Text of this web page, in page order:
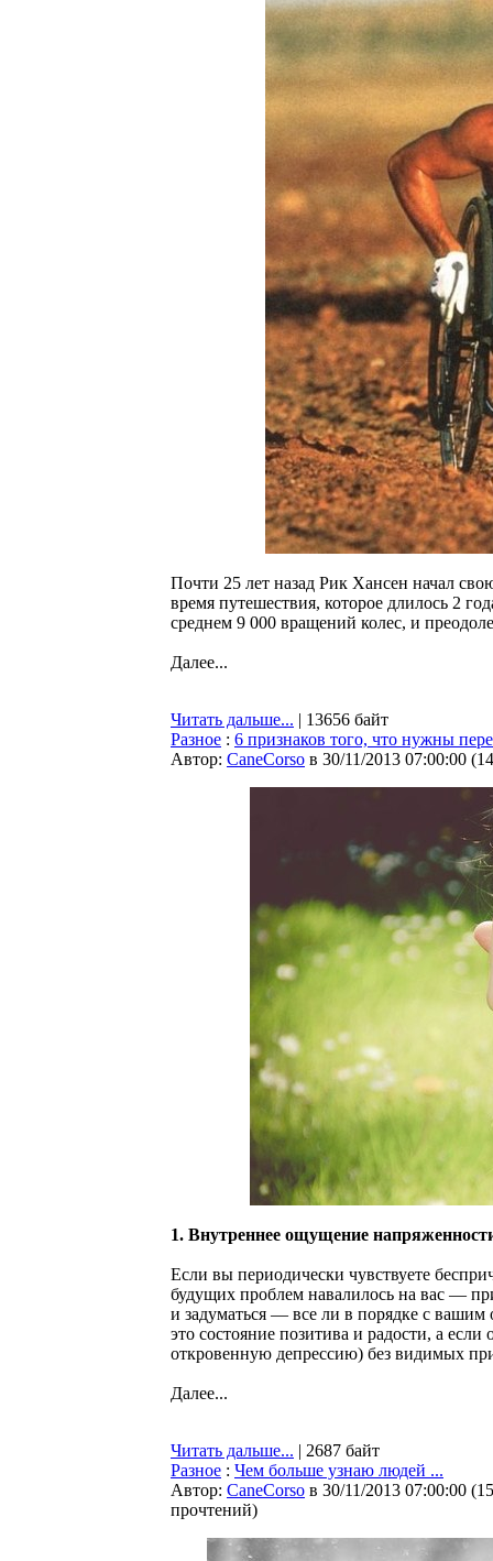
Почти 25 лет назад Рик Хансен начал
время путешествия, которое длилось 2
среднем 9 000 вращений колес, и
Далее...
Читать дальше... | 13656 байт
Разное : 6 признаков того, что нужны
Автор: CaneCorso в 30/11/2013 07:00:00 (
1. Внутреннее ощущение
Если вы периодически чувствуете
будущих проблем навалилось на вас —
и задуматься — все ли в порядке с
это состояние позитива и радости, а
откровенную депрессию) без видимых
Далее...
Читать дальше... | 2687 байт
Разное : Чем больше узнаю людей ...
Автор: CaneCorso в 30/11/2013 07:00:00 (
прочтений)